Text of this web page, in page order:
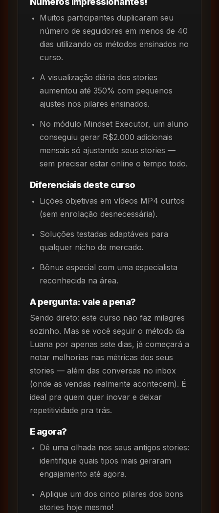
Muitos participantes duplicaram seu
número de seguidores em menos de 40
dias utilizando os métodos ensinados no
curso.
A visualização diária dos stories
aumentou até 350% com pequenos
ajustes nos pilares ensinados.
No módulo Mindset Executor, um aluno
conseguiu gerar R$2.000 adicionais
mensais só ajustando seus stories —
sem precisar estar online o tempo todo.
Diferenciais deste curso
Lições objetivas em vídeos MP4 curtos
(sem enrolação desnecessária).
Soluções testadas adaptáveis para
qualquer nicho de mercado.
Bônus especial com uma especialista
reconhecida na área.
A pergunta: vale a pena?
Sendo direto: este curso não faz milagres
sozinho. Mas se você seguir o método da
Luana por apenas sete dias, já começará a
notar melhorias nas métricas dos seus
stories — além das conversas no inbox
(onde as vendas realmente acontecem). É
ideal pra quem quer inovar e deixar
repetitividade pra trás.
E agora?
Dê uma olhada nos seus antigos stories:
identifique quais tipos mais geraram
engajamento até agora.
Aplique um dos cinco pilares dos bons
stories hoje mesmo!